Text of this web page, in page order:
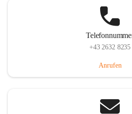
+43 2632 8235
Anrufen